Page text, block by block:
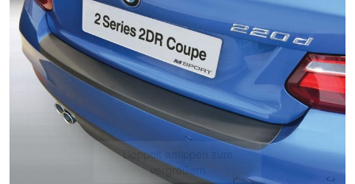
Doppelt antippen zum
vergrößern